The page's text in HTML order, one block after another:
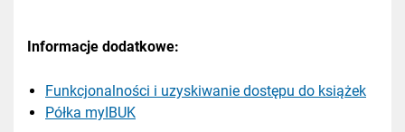
Informacje dodatkowe:
Funkcjonalności i uzyskiwanie dostępu do książek
Półka myIBUK